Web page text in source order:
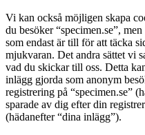
Vi kan också möjligen skapa
du besöker “specimen.se”,
som endast är till för att täcka
mjukvaran. Det andra sättet vi
vad du skickar till oss. Detta
inlägg gjorda som anonym
registrering på “specimen.se”
sparade av dig efter din
(hädanefter “dina inlägg”).